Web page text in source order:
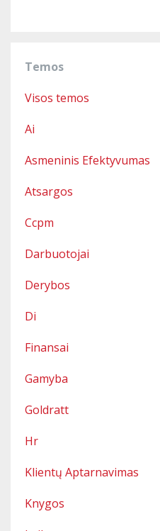
Temos
Visos temos
Ai
Asmeninis Efektyvumas
Atsargos
Ccpm
Darbuotojai
Derybos
Di
Finansai
Gamyba
Goldratt
Hr
Klientų Aptarnavimas
Knygos